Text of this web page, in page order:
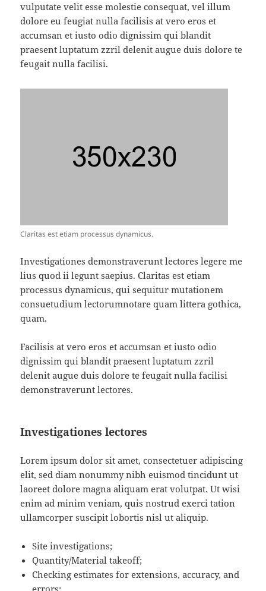
vulputate velit esse molestie consequat, vel illum
dolore eu feugiat nulla facilisis at vero eros et
accumsan et iusto odio dignissim qui blandit
praesent luptatum zzril delenit augue duis dolore te
feugait nulla facilisi.
Claritas est etiam processus dynamicus.
Investigationes demonstraverunt lectores legere me
lius quod ii legunt saepius. Claritas est etiam
processus dynamicus, qui sequitur mutationem
consuetudium lectorumnotare quam littera gothica,
quam.
Facilisis at vero eros et accumsan et iusto odio
dignissim qui blandit praesent luptatum zzril
delenit augue duis dolore te feugait nulla facilisi
demonstraverunt lectores.
Investigationes lectores
Lorem ipsum dolor sit amet, consectetuer adipiscing
elit, sed diam nonummy nibh euismod tincidunt ut
laoreet dolore magna aliquam erat volutpat. Ut wisi
enim ad minim veniam, quis nostrud exerci tation
ullamcorper suscipit lobortis nisl ut aliquip.
Site investigations;
Quantity/Material takeoff;
Checking estimates for extensions, accuracy, and